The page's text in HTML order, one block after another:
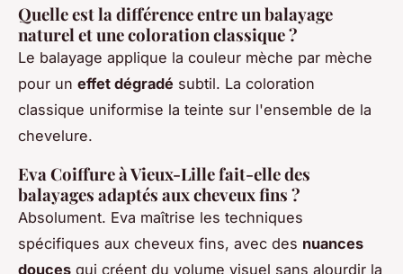
Quelle est la différence entre un balayage
naturel et une coloration classique ?
Le balayage applique la couleur mèche par mèche
pour un effet dégradé subtil. La coloration
classique uniformise la teinte sur l'ensemble de la
chevelure.
Eva Coiffure à Vieux-Lille fait-elle des
balayages adaptés aux cheveux fins ?
Absolument. Eva maîtrise les techniques
spécifiques aux cheveux fins, avec des nuances
douces qui créent du volume visuel sans alourdir la